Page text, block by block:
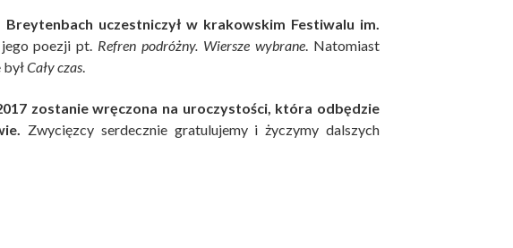
uczestniczył w krakowskim Festiwalu im.
poezji pt. Refren podróżny. Wiersze wybrane. Natomiast
Cały czas.
zostanie wręczona na uroczystości, która odbędzie
Zwycięzcy serdecznie gratulujemy i życzymy dalszych